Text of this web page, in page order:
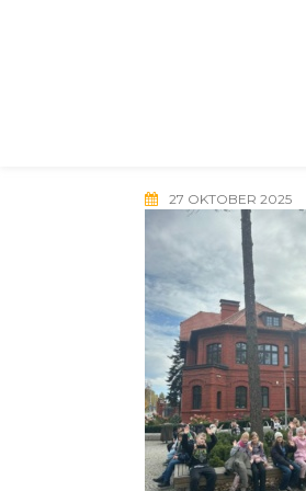
27 OKTOBER 2025